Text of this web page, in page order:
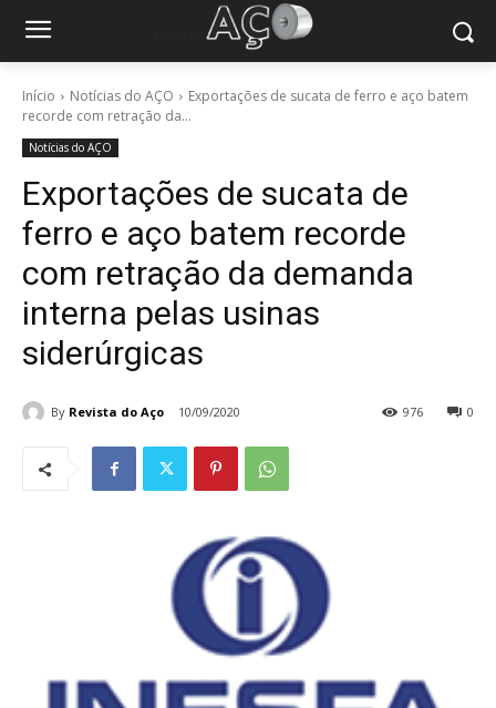
Início Notícias do AÇO
Exportações de sucata de ferro e aço batem
recorde com retração da...
Notícias do AÇO
Exportações de sucata de
ferro e aço batem recorde
com retração da demanda
interna pelas usinas
siderúrgicas
By Revista do Aço 10/09/2020 0
976